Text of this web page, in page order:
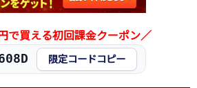
で買える初回課金クーポン／
限定コードコピー